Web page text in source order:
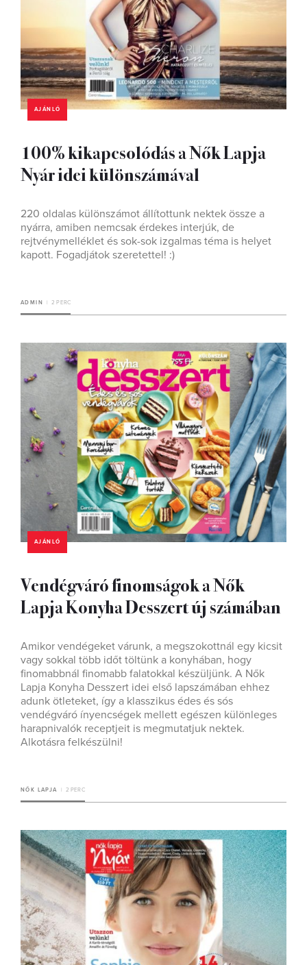
AJÁNLÓ
100% kikapcsolódás a Nők Lapja
Nyár idei különszámával
220 oldalas különszámot állítottunk nektek össze a
nyárra, amiben nemcsak érdekes interjúk, de
rejtvénymelléklet és sok-sok izgalmas téma is helyet
kapott. Fogadjátok szeretettel! :)
ADMIN 2 PERC
AJÁNLÓ
Vendégváró finomságok a Nők
Lapja Konyha Desszert új számában
Amikor vendégeket várunk, a megszokottnál egy kicsit
vagy sokkal több időt töltünk a konyhában, hogy
finomabbnál finomabb falatokkal készüljünk. A Nők
Lapja Konyha Desszert idei első lapszámában ehhez
adunk ötleteket, így a klasszikus édes és sós
vendégváró ínyencségek mellett egészen különleges
harapnivalók receptjeit is megmutatjuk nektek.
Alkotásra felkészülni!
NŐK LAPJA 2 PERC